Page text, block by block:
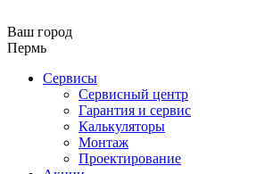
Ваш город
Пермь
Сервисы
Сервисный центр
Гарантия и сервис
Калькуляторы
Монтаж
Проектирование